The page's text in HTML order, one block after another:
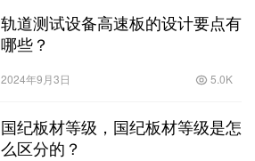
轨道测试设备高速板的设计要点有
哪些？
2024年9月3日 5.0K
国纪板材等级，国纪板材等级是怎
么区分的？